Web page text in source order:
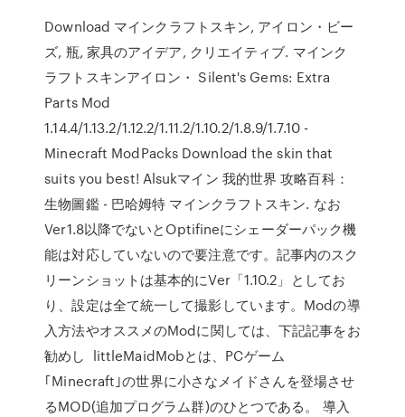
Download マインクラフトスキン, アイロン・ビー
ズ, 瓶, 家具のアイデア, クリエイティブ. マインク
ラフトスキンアイロン・ Silent's Gems: Extra
Parts Mod
1.14.4/1.13.2/1.12.2/1.11.2/1.10.2/1.8.9/1.7.10 -
Minecraft ModPacks Download the skin that
suits you best! Alsukマイン 我的世界 攻略百科：
生物圖鑑 - 巴哈姆特 マインクラフトスキン. なお
Ver1.8以降でないとOptifineにシェーダーパック機
能は対応していないので要注意です。記事内のスク
リーンショットは基本的にVer「1.10.2」としてお
り、設定は全て統一して撮影しています。Modの導
入方法やオススメのModに関しては、下記記事をお
勧めし littleMaidMobとは、PCゲーム
｢Minecraft｣の世界に小さなメイドさんを登場させ
るMOD(追加プログラム群)のひとつである。 導入